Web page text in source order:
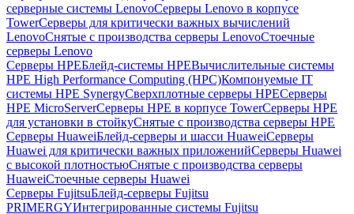
серверные системы LenovoСерверы Lenovo в корпусе
TowerСерверы для критически важных вычислений
LenovoСнятые с производства серверы LenovoСтоечные
серверы Lenovo
Серверы HPEБлейд-системы HPEВычислительные системы
HPE High Performance Computing (HPC)Компонуемые IT
системы HPE SynergyСверхплотные серверы HPEСерверы
HPE MicroServerСерверы HPE в корпусе TowerСерверы HPE
для установки в стойкуСнятые с производства серверы HPE
Серверы HuaweiБлейд-серверы и шасси HuaweiСерверы
Huawei для критически важных приложенийСерверы Huawei
с высокой плотностьюСнятые с производства серверы
HuaweiСтоечные серверы Huawei
Серверы FujitsuБлейд-серверы Fujitsu
PRIMERGYИнтегрированные системы Fujitsu